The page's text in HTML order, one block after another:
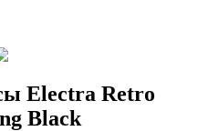
Electra Retro
Black